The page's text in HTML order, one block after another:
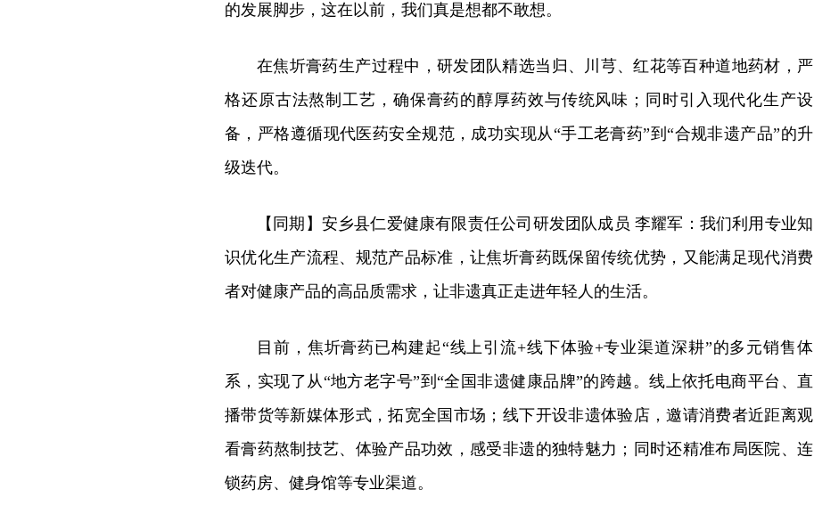
的发展脚步，这在以前，我们真是想都不敢想。
在焦圻膏药生产过程中，研发团队精选当归、川芎、红花等百种道地药材，严
格还原古法熬制工艺，确保膏药的醇厚药效与传统风味；同时引入现代化生产设
备，严格遵循现代医药安全规范，成功实现从“手工老膏药”到“合规非遗产品”的升
级迭代。
【同期】安乡县仁爱健康有限责任公司研发团队成员 李耀军：我们利用专业知
识优化生产流程、规范产品标准，让焦圻膏药既保留传统优势，又能满足现代消费
者对健康产品的高品质需求，让非遗真正走进年轻人的生活。
目前，焦圻膏药已构建起“线上引流+线下体验+专业渠道深耕”的多元销售体
系，实现了从“地方老字号”到“全国非遗健康品牌”的跨越。线上依托电商平台、直
播带货等新媒体形式，拓宽全国市场；线下开设非遗体验店，邀请消费者近距离观
看膏药熬制技艺、体验产品功效，感受非遗的独特魅力；同时还精准布局医院、连
锁药房、健身馆等专业渠道。